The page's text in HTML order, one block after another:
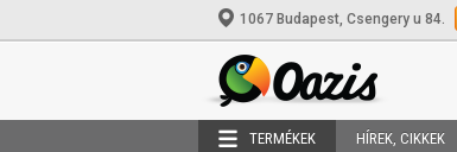
1067 Budapest, Csengery u 84.
TERMÉKEK HÍREK, CIKKEK